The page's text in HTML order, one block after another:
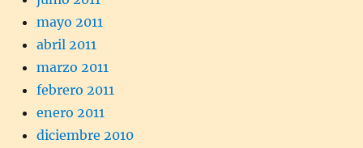
mayo 2011
abril 2011
marzo 2011
febrero 2011
enero 2011
diciembre 2010